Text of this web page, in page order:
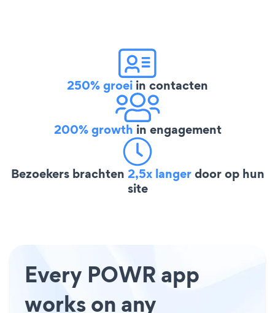
250% groei in contacten
200% growth in engagement
Bezoekers brachten 2,5x langerdoor op hun
site
Every POWR app
works on any